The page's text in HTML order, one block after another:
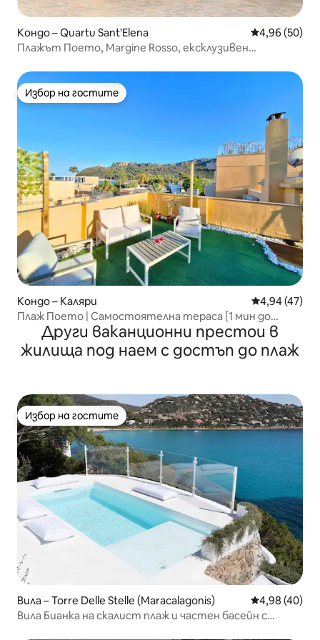
Кондо – Quartu Sant'Elena Средна
4,96 (50)
Плажът Поето, Margine Rosso, ексклузивен
Избор на гостите
Избор на гостите
Кондо – Каляри Средна
4,94 (47)
Плаж Поето | Самостоятелна тераса [1 мин до
морето]
Други ваканционни престои в
жилища под наем с достъп до плаж
Избор на гостите
Избор на гостите
Вила – Torre Delle Stelle (Maracalagonis) Средна
4,98 (40)
Вила Бианка на скалист плаж и частен басейн с